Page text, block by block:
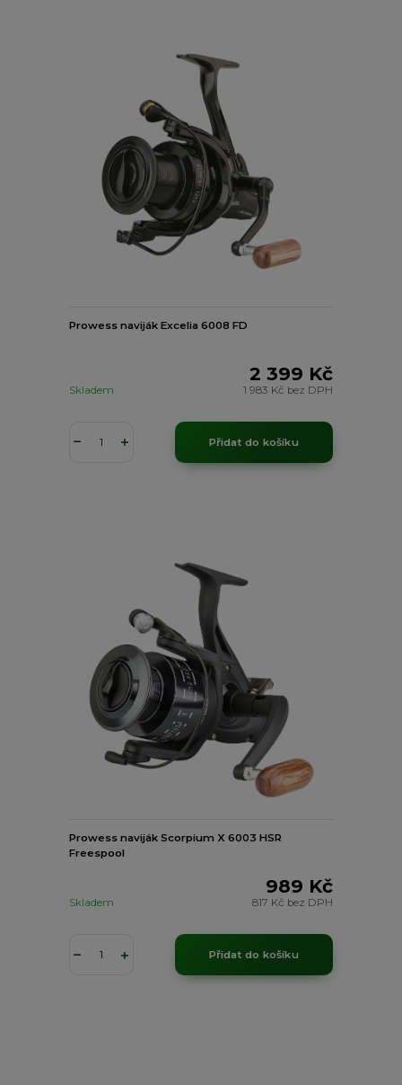
Prowess naviják Excelia 6008 FD
2 399 Kč
1 983 Kč bez DPH
Skladem
Přidat do košíku
Prowess naviják Scorpium X 6003 HSR
Freespool
989 Kč
817 Kč bez DPH
Skladem
Přidat do košíku